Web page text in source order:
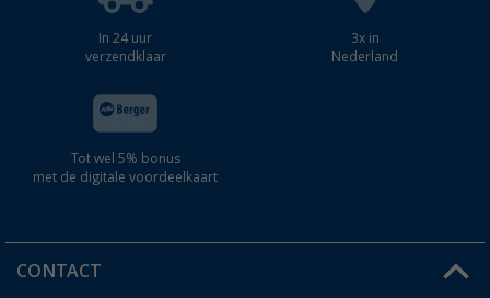
In 24 uur
verzendklaar
3x in
Nederland
Tot wel 5% bonus
met de digitale voordeelkaart
CONTACT